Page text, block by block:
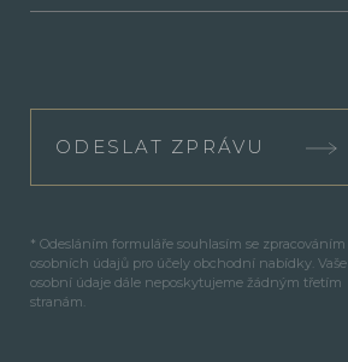
ODESLAT ZPRÁVU
* Odesláním formuláře souhlasím se zpracováním
osobních údajů pro účely obchodní nabídky. Vaše
osobní údaje dále neposkytujeme žádným třetím
stranám.